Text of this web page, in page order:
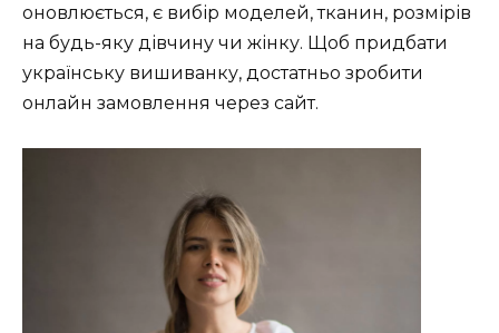
оновлюється, є вибір моделей, тканин, розмірів
на будь-яку дівчину чи жінку. Щоб придбати
українську вишиванку, достатньо зробити
онлайн замовлення через сайт.